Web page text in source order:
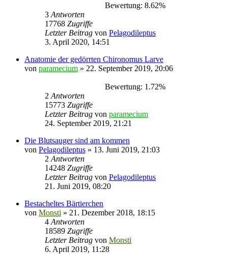
Bewertung: 8.62%
3 Antworten
17768 Zugriffe
Letzter Beitrag von Pelagodileptus
3. April 2020, 14:51
Anatomie der gedörrten Chironomus Larve
von paramecium » 22. September 2019, 20:06
Bewertung: 1.72%
2 Antworten
15773 Zugriffe
Letzter Beitrag von paramecium
24. September 2019, 21:21
Die Blutsauger sind am kommen
von Pelagodileptus » 13. Juni 2019, 21:03
2 Antworten
14248 Zugriffe
Letzter Beitrag von Pelagodileptus
21. Juni 2019, 08:20
Bestacheltes Bärtierchen
von Monsti » 21. Dezember 2018, 18:15
4 Antworten
18589 Zugriffe
Letzter Beitrag von Monsti
6. April 2019, 11:28